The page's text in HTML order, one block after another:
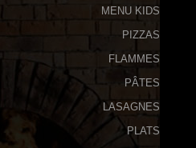
MENU KIDS
PIZZAS
FLAMMES
PÂTES
LASAGNES
PLATS